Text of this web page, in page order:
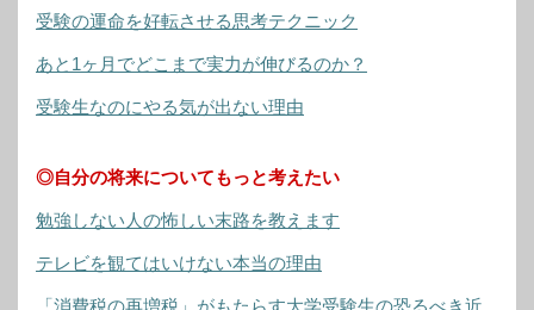
受験の運命を好転させる思考テクニック
あと1ヶ月でどこまで実力が伸びるのか？
受験生なのにやる気が出ない理由
◎自分の将来についてもっと考えたい
勉強しない人の怖しい末路を教えます
テレビを観てはいけない本当の理由
「消費税の再増税」がもたらす大学受験生の恐るべき近